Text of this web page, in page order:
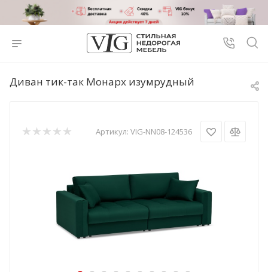
Диван тик-так Монарх изумрудный
Артикул: VIG-NN08-124536